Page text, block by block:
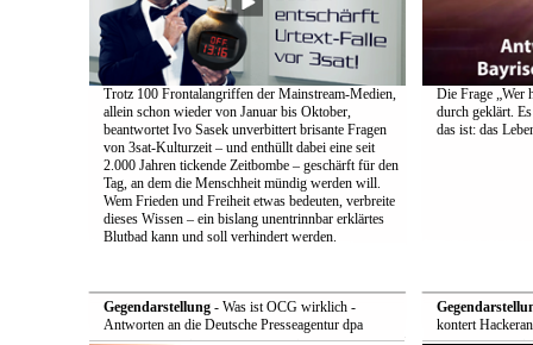
Trotz 100 Frontalangriffen der Mainstream-Medien,
allein schon wieder von Januar bis Oktober,
beantwortet Ivo Sasek unverbittert brisante Fragen
von 3sat-Kulturzeit – und enthüllt dabei eine seit
2.000 Jahren tickende Zeitbombe – geschärft für den
Tag, an dem die Menschheit mündig werden will.
Wem Frieden und Freiheit etwas bedeuten, verbreite
dieses Wissen – ein bislang unentrinnbar erklärtes
Blutbad kann und soll verhindert werden.
Die Frage „Wer
durch geklärt.
das ist: das
Gegendarstellung- Was ist OCG wirklich -
Antworten an die Deutsche Presseagentur dpa
kontert